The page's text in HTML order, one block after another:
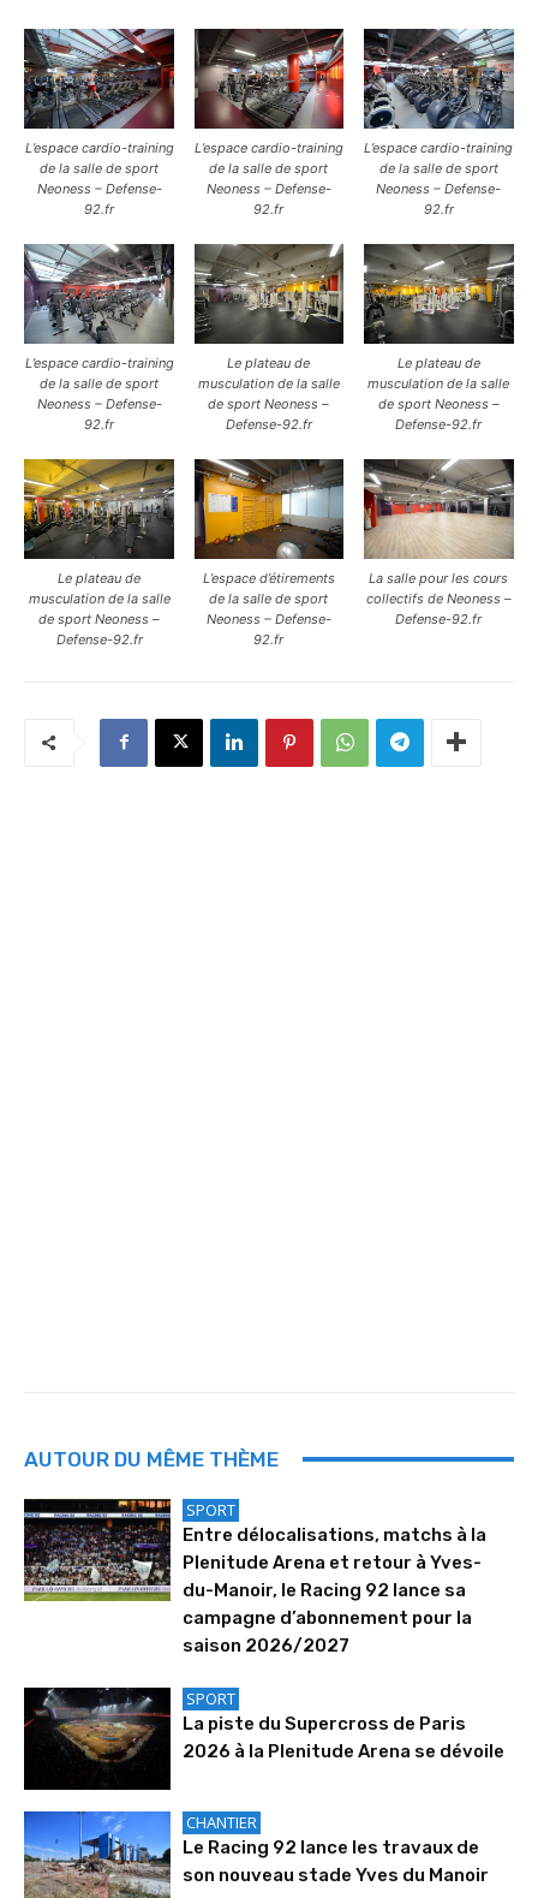
L’espace cardio-training
de la salle de sport
Neoness – Defense-
92.fr
L’espace cardio-training
de la salle de sport
Neoness – Defense-
92.fr
L’espace cardio-training
de la salle de sport
Neoness – Defense-
92.fr
L’espace cardio-training
de la salle de sport
Neoness – Defense-
92.fr
Le plateau de
musculation de la salle
de sport Neoness –
Defense-92.fr
Le plateau de
musculation de la salle
de sport Neoness –
Defense-92.fr
Le plateau de
musculation de la salle
de sport Neoness –
Defense-92.fr
L’espace d’étirements
de la salle de sport
Neoness – Defense-
92.fr
La salle pour les cours
collectifs de Neoness –
Defense-92.fr
AUTOUR DU MÊME THÈME
SPORT
Entre délocalisations, matchs à la
Plenitude Arena et retour à Yves-
du-Manoir, le Racing 92 lance sa
campagne d’abonnement pour la
saison 2026/2027
SPORT
La piste du Supercross de Paris
2026 à la Plenitude Arena se dévoile
CHANTIER
Le Racing 92 lance les travaux de
son nouveau stade Yves du Manoir